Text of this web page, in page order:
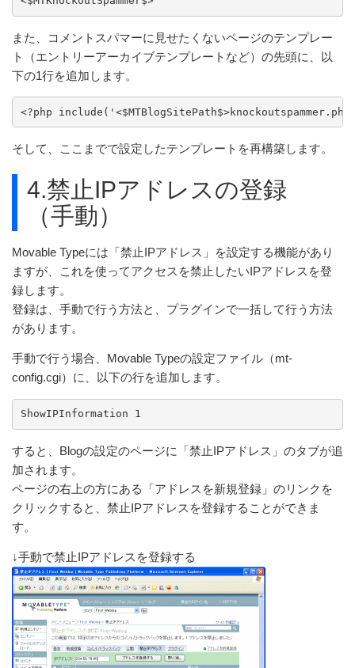
また、コメントスパマーに見せたくないページのテンプレー
ト（エントリーアーカイブテンプレートなど）の先頭に、以
下の1行を追加します。
<?php
そして、ここまでで設定したテンプレートを再構築します。
4.禁止IPアドレスの登録
（手動）
Movable Typeには「禁止IPアドレス」を設定する機能があり
ますが、これを使ってアクセスを禁止したいIPアドレスを登
録します。
登録は、手動で行う方法と、プラグインで一括して行う方法
があります。
手動で行う場合、Movable Typeの設定ファイル（mt-
config.cgi）に、以下の行を追加します。
すると、Blogの設定のページに「禁止IPアドレス」のタブが追
加されます。
ページの右上の方にある「アドレスを新規登録」のリンクを
クリックすると、禁止IPアドレスを登録することができま
す。
↓手動で禁止IPアドレスを登録する